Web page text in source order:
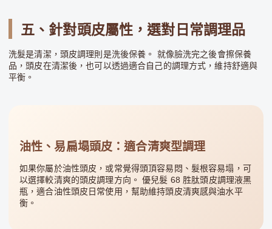
五、針對頭皮屬性，選對日常調理品
洗髮是清潔，頭皮調理則是洗後保養。 就像臉洗完之後會擦保養
品，頭皮在清潔後，也可以透過適合自己的調理方式，維持舒適與
平衡。
油性、易扁塌頭皮：適合清爽型調理
如果你屬於油性頭皮，或常覺得頭頂容易悶、髮根容易塌，可
以選擇較清爽的頭皮調理方向。 優兒髮 68 胜肽頭皮調理液黑
瓶，適合油性頭皮日常使用，幫助維持頭皮清爽感與油水平
衡。